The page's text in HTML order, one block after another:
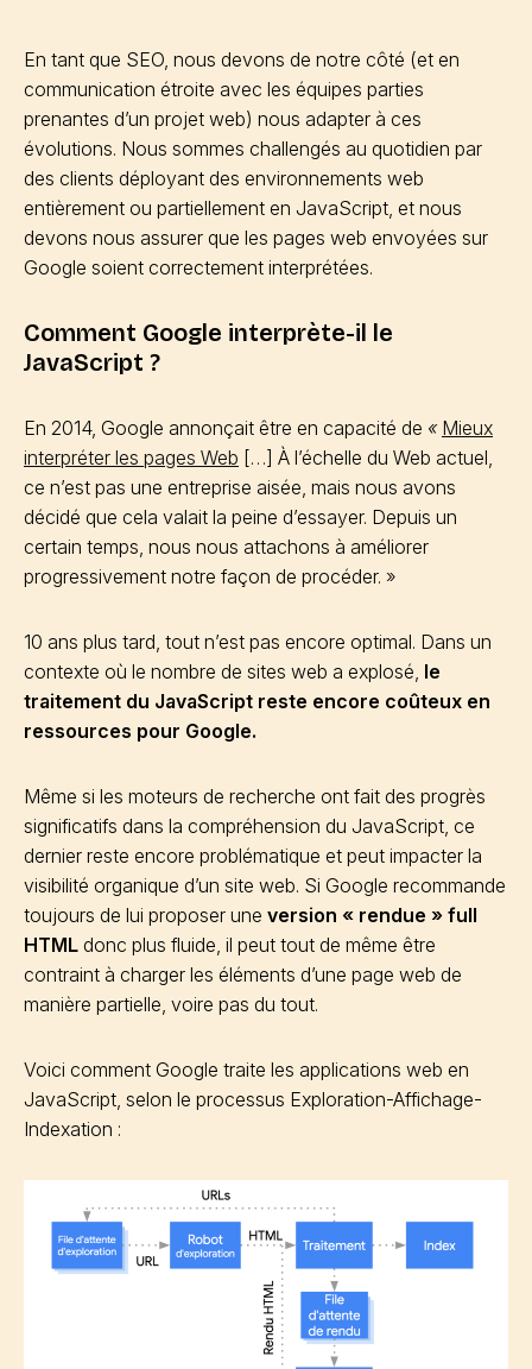
En tant que SEO, nous devons de notre côté (et en
communication étroite avec les équipes parties
prenantes d’un projet web) nous adapter à ces
évolutions. Nous sommes challengés au quotidien par
des clients déployant des environnements web
entièrement ou partiellement en JavaScript, et nous
devons nous assurer que les pages web envoyées sur
Google soient correctement interprétées.
Comment Google interprète-il le
JavaScript ?
En 2014, Google annonçait être en capacité de « Mieux
interpréter les pages Web […] À l’échelle du Web actuel,
ce n’est pas une entreprise aisée, mais nous avons
décidé que cela valait la peine d’essayer. Depuis un
certain temps, nous nous attachons à améliorer
progressivement notre façon de procéder. »
10 ans plus tard, tout n’est pas encore optimal. Dans un
contexte où le nombre de sites web a explosé, le
traitement du JavaScript reste encore coûteux en
ressources pour Google.
Même si les moteurs de recherche ont fait des progrès
significatifs dans la compréhension du JavaScript, ce
dernier reste encore problématique et peut impacter la
visibilité organique d’un site web. Si Google recommande
toujours de lui proposer une version « rendue » full
HTML donc plus fluide, il peut tout de même être
contraint à charger les éléments d’une page web de
manière partielle, voire pas du tout.
Voici comment Google traite les applications web en
JavaScript, selon le processus Exploration-Affichage-
Indexation :